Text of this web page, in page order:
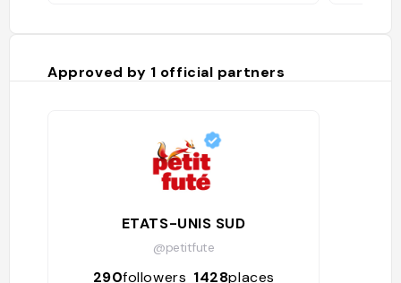
Approved by 1 official partners
ETATS-UNIS SUD
@petitfute
290followers 1428places